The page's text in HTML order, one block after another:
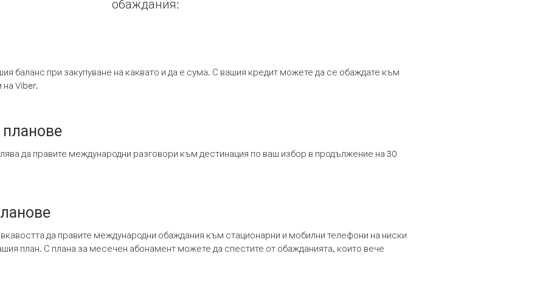
обаждания:
баланс при закупуване на каквато и да е сума. С вашия кредит можете да се обаждате към
на Viber.
да правите международни разговори към дестинация по ваш избор в продължение на 30
да правите международни обаждания към стационарни и мобилни телефони на ниски
план. С плана за месечен абонамент можете да спестите от обажданията, които вече